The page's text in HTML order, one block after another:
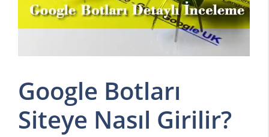
Google Botları
Siteye Nasıl Girilir?